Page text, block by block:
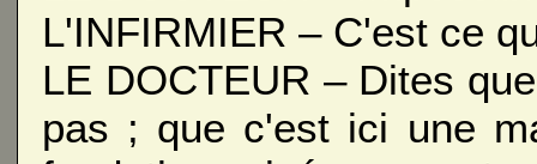
L'INFIRMIER – C'est ce
LE DOCTEUR – Dites
pas ; que c'est ici une